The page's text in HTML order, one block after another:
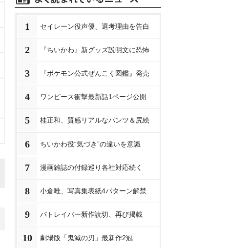
1 セイレーン役声優、選考理由を告白
2 『ちいかわ』新グッズ説明文に恐怖
3 『ポケモン公式ぜんこく図鑑』発売
4 ワンピース衝撃最新話1ページ公開
5 桂正和、質感リアルなパンツ＆尻絵
6 ちいかわ役“気づき”の違いを意識
7 漫画雑誌の付録巡り各社対応続く
8 小倉唯、写真集表紙4パターン解禁
9 パトレイバー新作読切、再び掲載
10 劇場版「鬼滅の刃」最新作2冠